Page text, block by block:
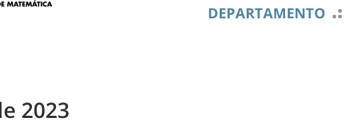
DEPARTAMENTO
2023